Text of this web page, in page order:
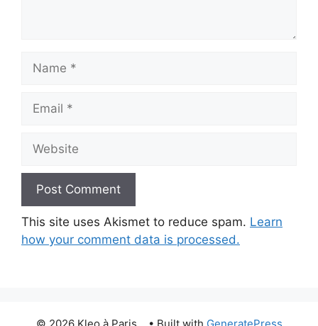
This site uses Akismet to reduce spam. Learn
how your comment data is processed.